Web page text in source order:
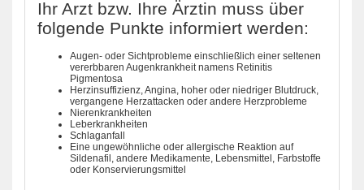
Ihr Arzt bzw. Ihre Ärztin muss über
folgende Punkte informiert werden:
Augen- oder Sichtprobleme einschließlich einer seltenen
vererbbaren Augenkrankheit namens Retinitis
Pigmentosa
Herzinsuffizienz, Angina, hoher oder niedriger Blutdruck,
vergangene Herzattacken oder andere Herzprobleme
Nierenkrankheiten
Leberkrankheiten
Schlaganfall
Eine ungewöhnliche oder allergische Reaktion auf
Sildenafil, andere Medikamente, Lebensmittel, Farbstoffe
oder Konservierungsmittel